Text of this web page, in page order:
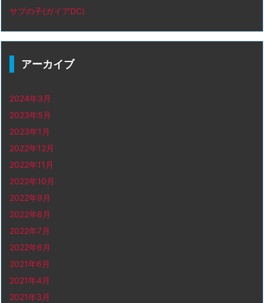
サブの子(ガイアDC)
アーカイブ
2024年3月
2023年5月
2023年1月
2022年12月
2022年11月
2022年10月
2022年9月
2022年8月
2022年7月
2022年6月
2021年6月
2021年4月
2021年3月